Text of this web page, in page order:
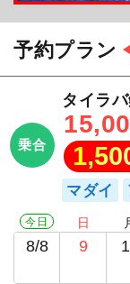
予約プラン
乗合
タイラ
マダイ
今日
8/8
日
9